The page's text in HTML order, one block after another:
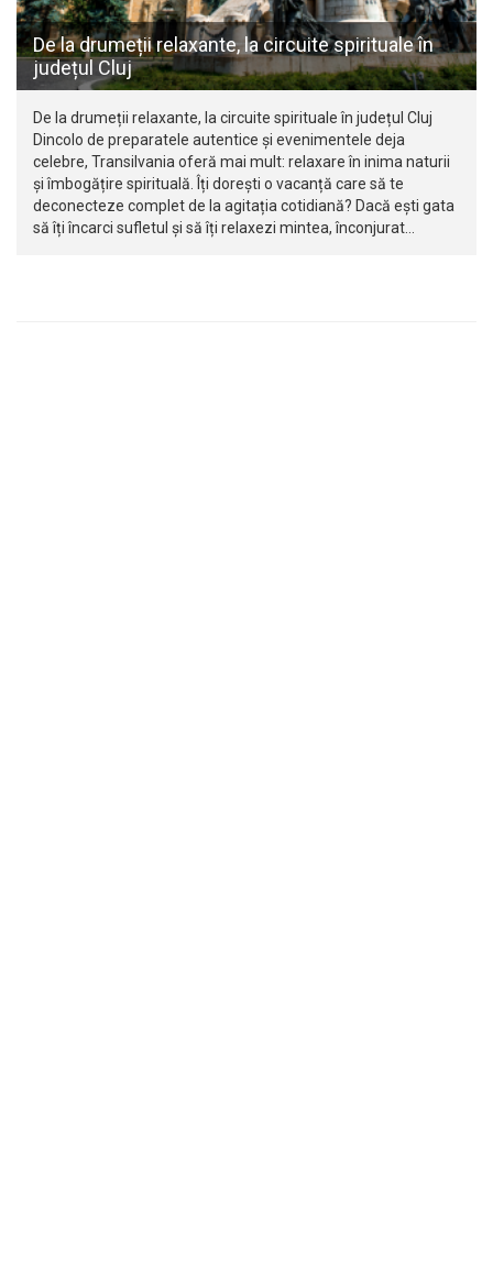
De la drumeții relaxante, la circuite spirituale în
județul Cluj
De la drumeții relaxante, la circuite spirituale în județul Cluj
Dincolo de preparatele autentice și evenimentele deja
celebre, Transilvania oferă mai mult: relaxare în inima naturii
și îmbogățire spirituală. Îți dorești o vacanță care să te
deconecteze complet de la agitația cotidiană? Dacă ești gata
să îți încarci sufletul și să îți relaxezi mintea, înconjurat…